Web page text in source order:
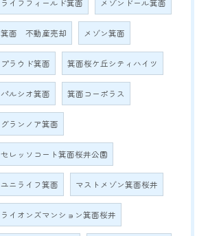
ライフフィールド箕面 メゾンドール箕面
箕面 不動産売却 メゾン箕面
プラウド箕面 箕面桜ケ丘シティハイツ
パルシオ箕面 箕面コーポラス
グランノア箕面
セレッソコート箕面桜井公園
ユニライフ箕面 マストメゾン箕面桜井
ライオンズマンション箕面桜井